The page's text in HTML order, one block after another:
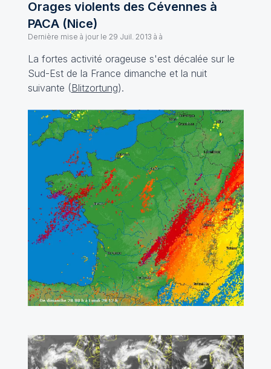
Orages violents des Cévennes à
PACA (Nice)
Dernière mise à jour le 29 Juil. 2013 à à
La fortes activité orageuse s'est décalée sur le
Sud-Est de la France dimanche et la nuit
suivante (Blitzortung).